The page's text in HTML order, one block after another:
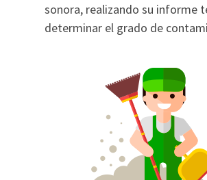
sonora, realizando su informe
determinar el grado de